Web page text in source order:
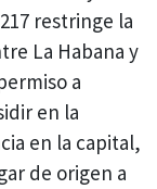
restringe la
La Habana y
a
en la
en la capital,
de origen a